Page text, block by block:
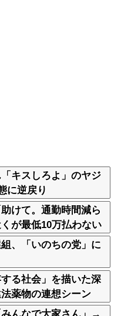
「キスしろよ」のヤジ
に逆戻り
けて。通勤時間減ら
が最低10万払わない
組、「いのちの党」に
する社会」を描いた深
薬物の連想シーン
議論
んなで大家さん」→